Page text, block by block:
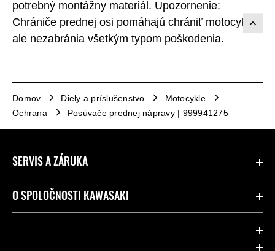
potrebný montážny materiál. Upozornenie:
Chrániče prednej osi pomáhajú chrániť motocykel,
ale nezabránia všetkým typom poškodenia.
Domov Diely a príslušenstvo
Motocykle
Ochrana
Posúvače prednej nápravy | 999941275
SERVIS A ZÁRUKA
Kontaktujte nás
O SPOLOČNOSTI KAWASAKI
Spoločnosť